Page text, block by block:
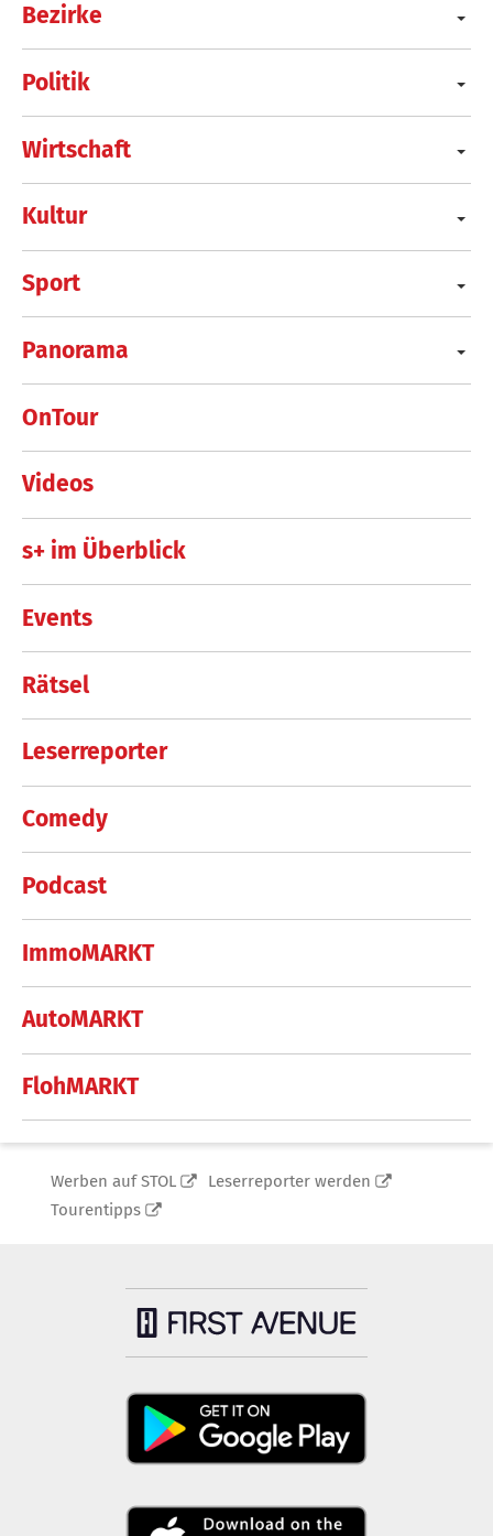
Bezirke
Politik
Wirtschaft
Kultur
Sport
Panorama
OnTour
Videos
s+ im Überblick
Events
Rätsel
Leserreporter
Comedy
Podcast
ImmoMARKT
AutoMARKT
FlohMARKT
Werben auf STOL
Leserreporter werden
Tourentipps